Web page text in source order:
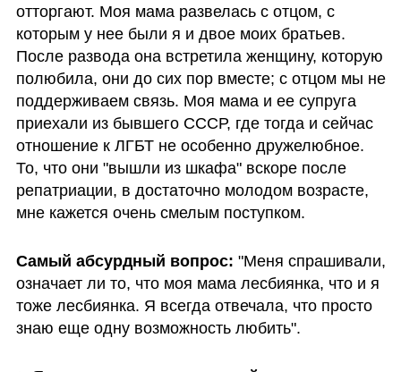
отторгают. Моя мама развелась с отцом, с
которым у нее были я и двое моих братьев.
После развода она встретила женщину, которую
полюбила, они до сих пор вместе; с отцом мы не
поддерживаем связь. Моя мама и ее супруга
приехали из бывшего СССР, где тогда и сейчас
отношение к ЛГБТ не особенно дружелюбное.
То, что они "вышли из шкафа" вскоре после
репатриации, в достаточно молодом возрасте,
мне кажется очень смелым поступком.
Самый абсурдный вопрос: "Меня спрашивали,
означает ли то, что моя мама лесбиянка, что и я
тоже лесбиянка. Я всегда отвечала, что просто
знаю еще одну возможность любить".